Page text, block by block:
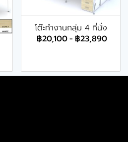
โต๊ะทำงานกลุ่ม 4 ที่นั่ง
฿20,100- ฿23,890